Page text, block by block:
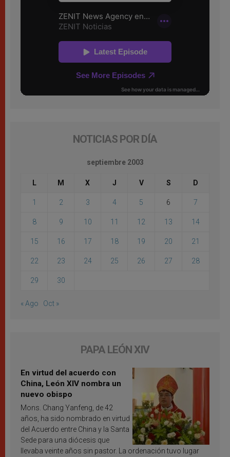
NOTICIAS POR DÍA
septiembre 2003
L M X J V S D
1 2 3 4 5 6 7
8 9 10 11 12 13 14
15 16 17 18 19 20 21
22 23 24 25 26 27 28
29 30
« Ago Oct »
PAPA LEÓN XIV
En virtud del acuerdo con
China, León XIV nombra un
nuevo obispo
Mons. Chang Yanfeng, de 42
años, ha sido nombrado en virtud
del Acuerdo entre China y la Santa
Sede para una diócesis que
llevaba veinte años sin pastor. La ordenación tuvo lugar